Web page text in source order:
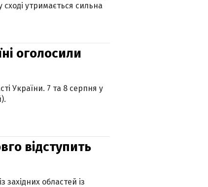
утримається сильна
оголосили
України. 7 та 8 серпня у
відступить
областей із